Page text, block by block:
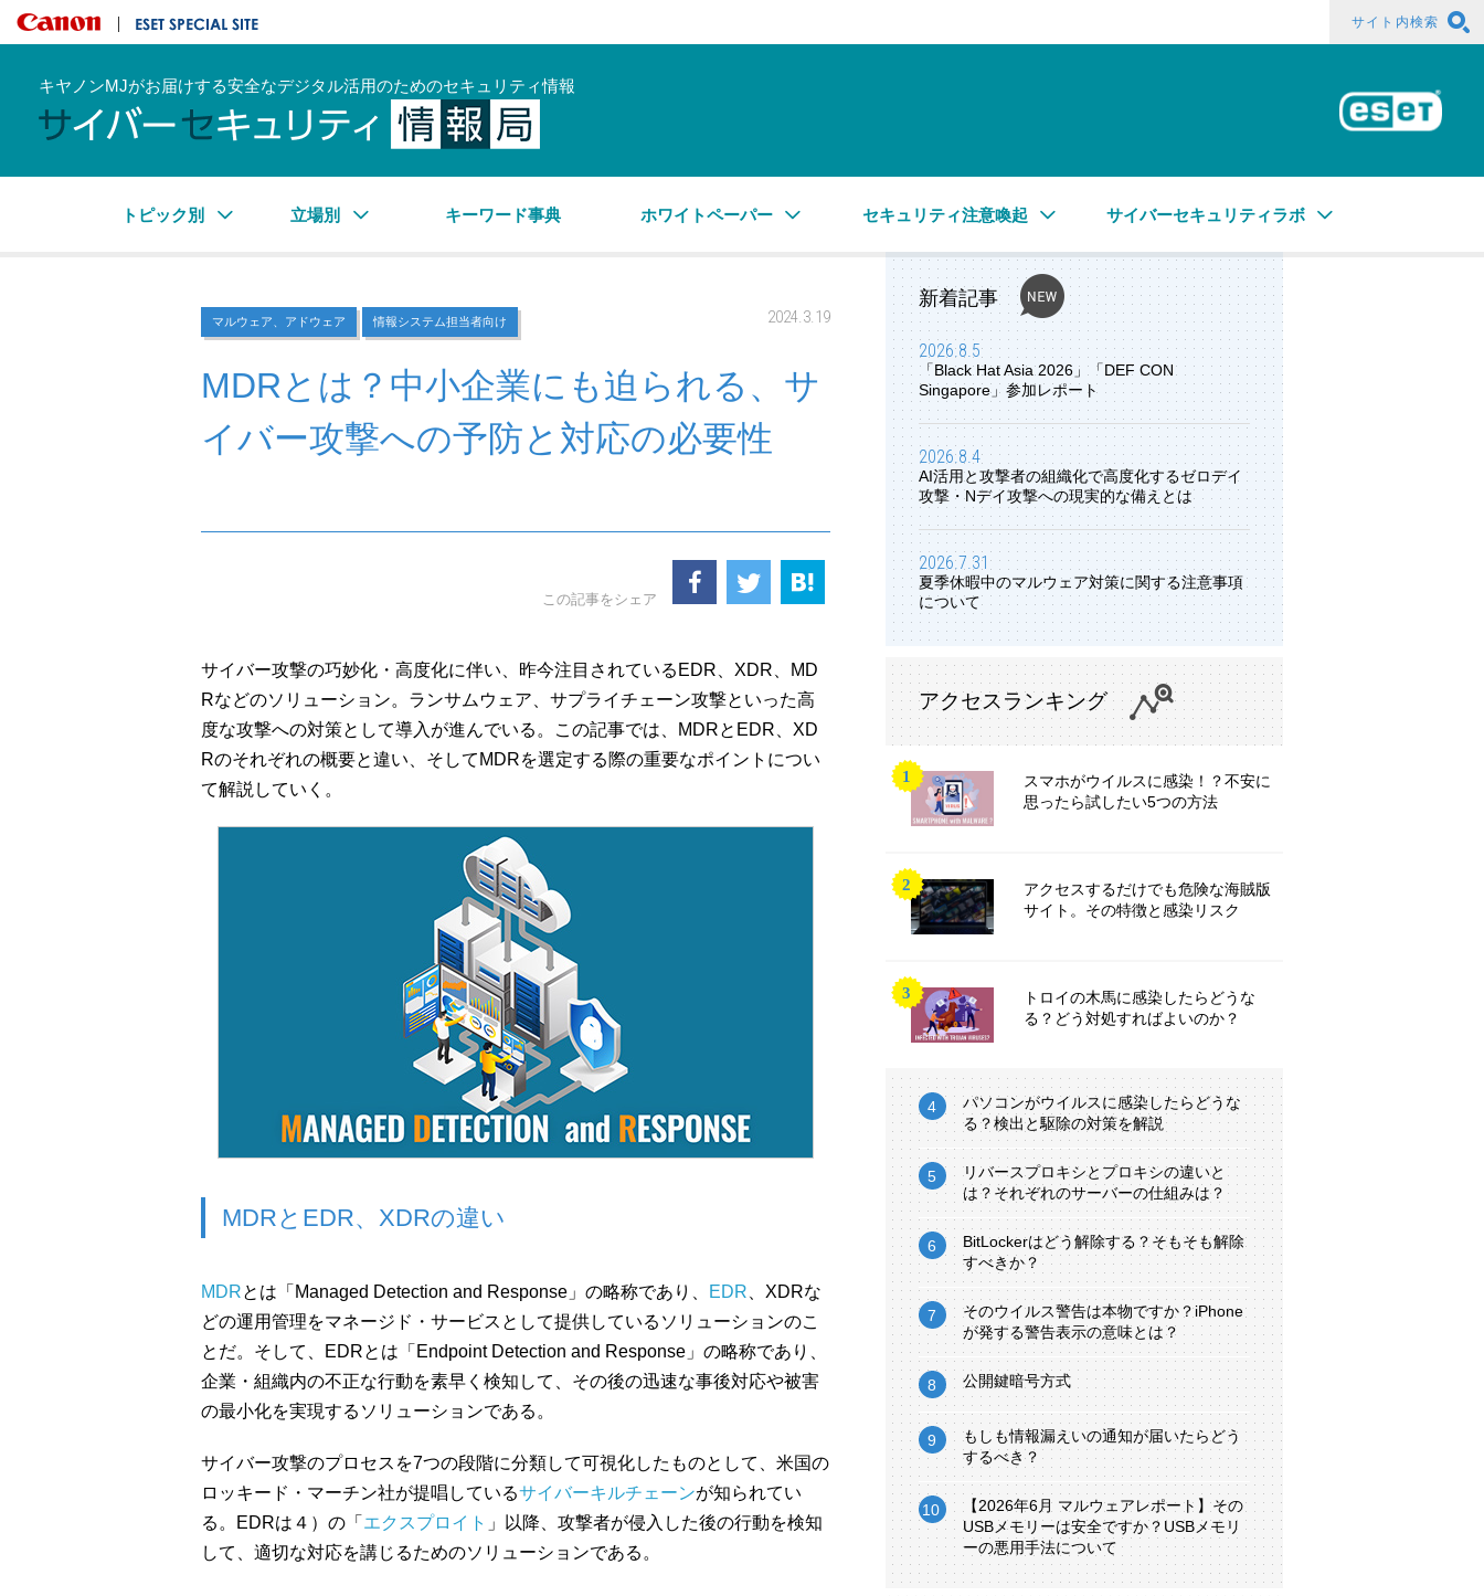
キヤノンマーケティングジャパン株式会社 サイト内検索
キヤノンMJがお届けする安全なデジタル活用のためのセキュリティ情報
トピック別 立場別 キーワード事典 ホワイトペーパー セキュリティ注意喚起 サイバーセキュリティラボ
マルウェア、アドウェア 情報システム担当者向け 2024.3.19
MDRとは？中小企業にも迫られる、サ
イバー攻撃への予防と対応の必要性
この記事をシェア
サイバー攻撃の巧妙化・高度化に伴い、昨今注目されているEDR、XDR、MD
Rなどのソリューション。ランサムウェア、サプライチェーン攻撃といった高
度な攻撃への対策として導入が進んでいる。この記事では、MDRとEDR、XD
Rのそれぞれの概要と違い、そしてMDRを選定する際の重要なポイントについ
て解説していく。
MDRとEDR、XDRの違い
MDRとは「Managed Detection and Response」の略称であり、 EDR 、XDRな
どの運用管理をマネージド・サービスとして提供しているソリューションのこ
とだ。そして、EDRとは「Endpoint Detection and Response」の略称であり、
企業・組織内の不正な行動を素早く検知して、その後の迅速な事後対応や被害
の最小化を実現するソリューションである。
サイバー攻撃のプロセスを7つの段階に分類して可視化したものとして、米国の
ロッキード・マーチン社が提唱しているサイバーキルチェーンが知られてい
る。EDRは４）の「 エクスプロイト 」以降、攻撃者が侵入した後の行動を検知
して、適切な対応を講じるためのソリューションである。
新着記事
2026.8.5
「Black Hat Asia 2026」「DEF CON
Singapore」参加レポート
2026.8.4
AI活用と攻撃者の組織化で高度化するゼロデイ
攻撃・Nデイ攻撃への現実的な備えとは
2026.7.31
夏季休暇中のマルウェア対策に関する注意事項
について
アクセスランキング
スマホがウイルスに感染！？不安に
思ったら試したい5つの方法
アクセスするだけでも危険な海賊版
サイト。その特徴と感染リスク
トロイの木馬に感染したらどうな
る？どう対処すればよいのか？
パソコンがウイルスに感染したらどうな
る？検出と駆除の対策を解説
リバースプロキシとプロキシの違いと
は？それぞれのサーバーの仕組みは？
BitLockerはどう解除する？そもそも解除
すべきか？
そのウイルス警告は本物ですか？iPhone
が発する警告表示の意味とは？
公開鍵暗号方式
もしも情報漏えいの通知が届いたらどう
するべき？
【2026年6月 マルウェアレポート】その
USBメモリーは安全ですか？USBメモリ
ーの悪用手法について